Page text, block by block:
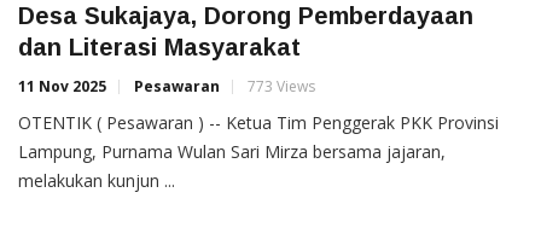
Desa Sukajaya, Dorong Pemberdayaan
dan Literasi Masyarakat
11 Nov 2025 Pesawaran 773 Views
OTENTIK ( Pesawaran ) -- Ketua Tim Penggerak PKK Provinsi
Lampung, Purnama Wulan Sari Mirza bersama jajaran,
melakukan kunjun ...